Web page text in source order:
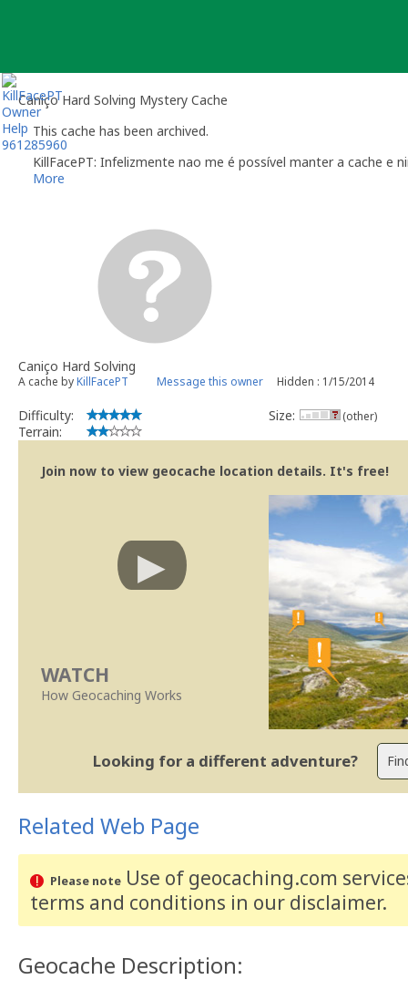
Caniço Hard Solving Mystery Cache
This cache has been archived.
KillFacePT: Infelizmente nao me é possível manter a cache e
More
Caniço Hard Solving
A cache byKillFacePT Message this owner Hidden : 1/15/2014
Difficulty:
Terrain:
Size: (other)
Join now to view geocache location details. It's free!
WATCH
How Geocaching Works
Looking for a different adventure?
Related Web Page
Please noteUse of geocaching.com
terms and conditions in our disclaimer.
Geocache Description: